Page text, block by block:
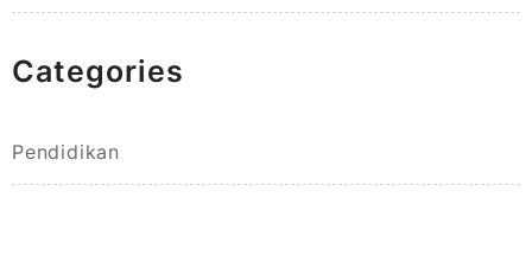
Categories
Pendidikan